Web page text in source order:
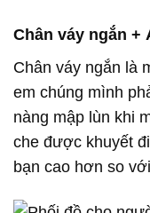
Chân váy ngắn +
Chân váy ngắn là
em chúng mình
nàng mập lùn khi
che được khuyết
bạn cao hơn so